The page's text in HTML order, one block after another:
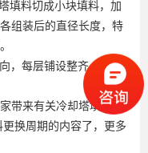
料切成小块填料，加
组装后的直径长度，特
每层铺设整齐，每块
带来有关冷却塔填料更
换周期的内容了，更多